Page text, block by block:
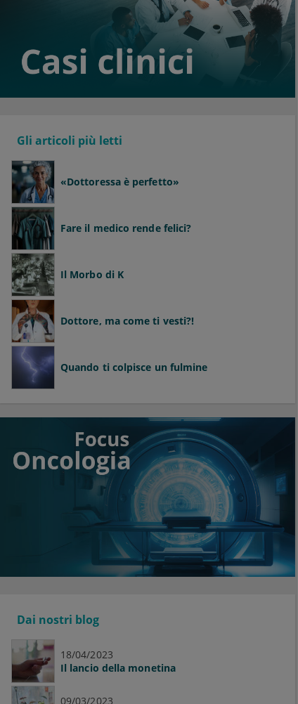
Gli articoli più letti
«Dottoressa è perfetto»
Fare il medico rende felici?
Il Morbo di K
Dottore, ma come ti vesti?!
Quando ti colpisce un fulmine
Dai nostri blog
18/04/2023
Il lancio della monetina
09/03/2023